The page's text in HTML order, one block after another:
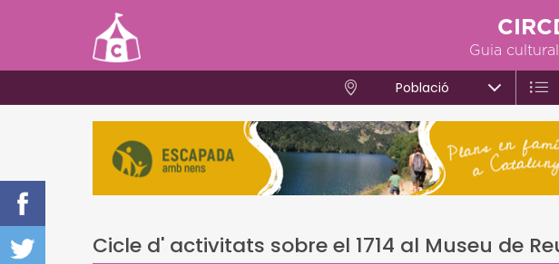
Guia
Població
Cicle d' activitats sobre el 1714 al Museu de